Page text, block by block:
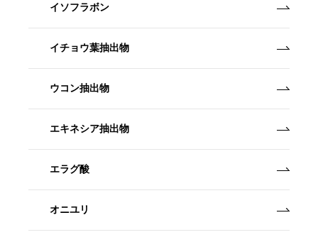
イソフラボン
イチョウ葉抽出物
ウコン抽出物
エキネシア抽出物
エラグ酸
オニユリ